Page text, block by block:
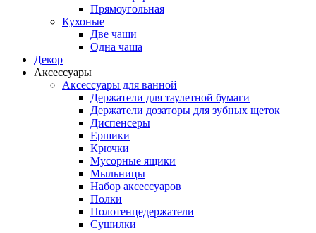
Прямоугольная
Кухоные
Две чаши
Одна чаша
Декор
Аксессуары
Аксессуары для ванной
Держатели для таулетной бумаги
Держатели дозаторы для зубных щеток
Диспенсеры
Ершики
Крючки
Мусорные ящики
Мыльницы
Набор аксессуаров
Полки
Полотенцедержатели
Сушилки